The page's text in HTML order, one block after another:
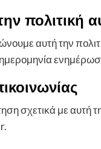
πολιτική
αυτή την
σχετικά με αυτή
.